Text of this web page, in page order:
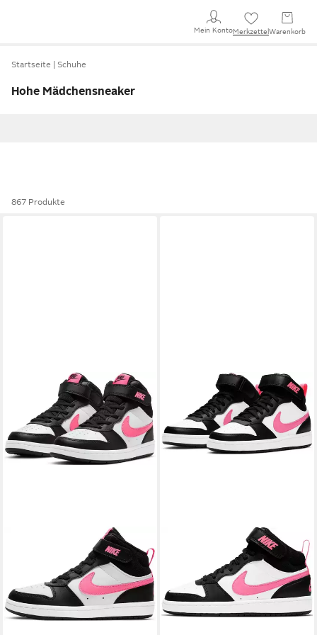
Mein KontoMerkzettel Warenkorb
Startseite Schuhe
Hohe Mädchensneaker
867 Produkte